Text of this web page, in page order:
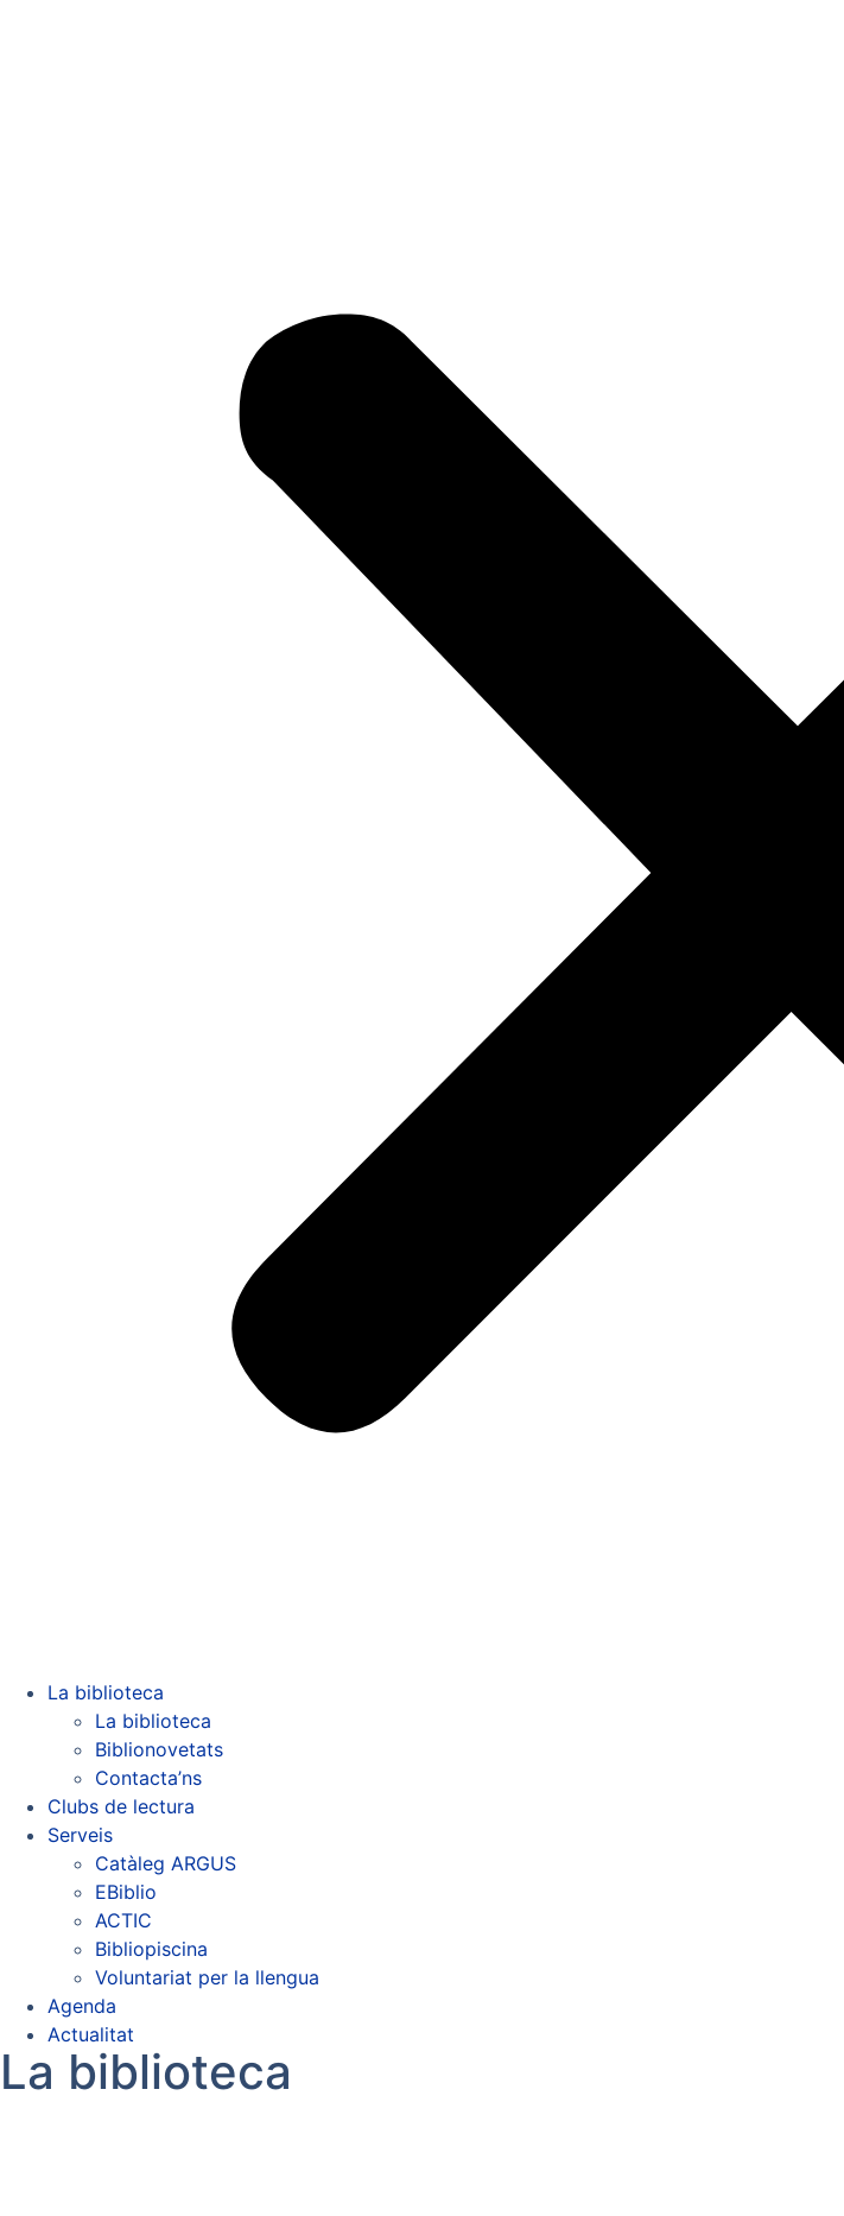
La biblioteca
La biblioteca
Biblionovetats
Contacta’ns
Clubs de lectura
Serveis
Catàleg ARGUS
EBiblio
ACTIC
Bibliopiscina
Voluntariat per la llengua
Agenda
Actualitat
La biblioteca